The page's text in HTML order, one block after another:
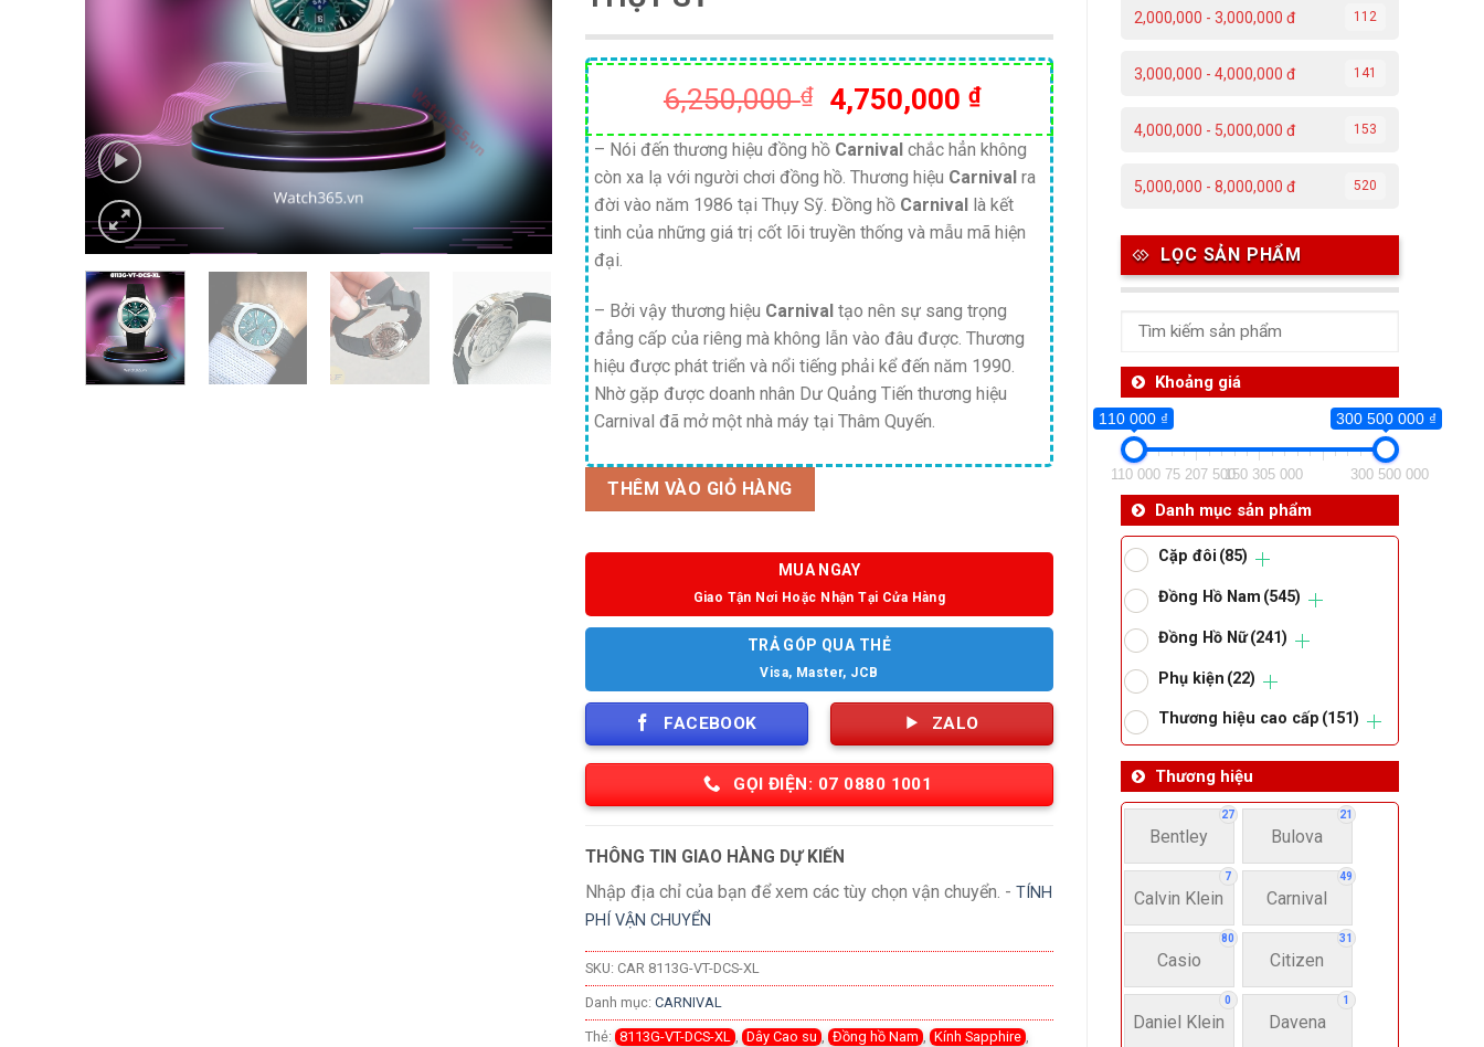
2,000,000 - 3,000,000 đ 112
3,000,000 - 4,000,000 đ 141
4,000,000 - 5,000,000 đ 153
5,000,000 - 8,000,000 đ 520
LỌC SẢN PHẨM
Khoảng giá
110 000 ₫ 300 500 000 ₫
110 000 75 207 500150 305 000 300 500 000
Danh mục sản phẩm
Cặp đôi (85)
Đồng Hồ Nam (545)
Đồng Hồ Nữ (241)
Phụ kiện (22)
Thương hiệu cao cấp (151)
Thương hiệu
27
Bentley
21
Bulova
7
Calvin Klein
49
Carnival
80
Casio
31
Citizen
0
Daniel Klein
1
Davena
6,250,000₫
Giá
gốc
là:
6,250,000 ₫.
4,750,000 ₫Giá
hiện
tại
là:
4,750,000 ₫.
– Nói đến thương hiệu đồng hồ Carnival chắc hẳn không
còn xa lạ với người chơi đồng hồ. Thương hiệu Carnival ra
đời vào năm 1986 tại Thụy Sỹ. Đồng hồ Carnival
là kết
tinh của những giá trị cốt lõi truyền thống và mẫu mã hiện
đại.
– Bởi vậy thương hiệu Carnival tạo nên sự sang trọng
đẳng cấp của riêng mà không lẫn vào đâu được. Thương
hiệu được phát triển và nổi tiếng phải kể đến năm 1990.
Nhờ gặp được doanh nhân Dư Quảng Tiến thương hiệu
Carnival đã mở một nhà máy tại Thâm Quyến.
THÊM VÀO GIỎ HÀNG
MUA NGAY
Giao Tận Nơi Hoặc Nhận Tại Cửa Hàng
TRẢ GÓP QUA THẺ
Visa, Master, JCB
FACEBOOK ZALO
GỌI ĐIỆN: 07 0880 1001
THÔNG TIN GIAO HÀNG DỰ KIẾN
Nhập địa chỉ của bạn để xem các tùy chọn vận chuyển. -TÍNH
PHÍ VẬN CHUYỂN
SKU: CAR 8113G-VT-DCS-XL
Danh mục:CARNIVAL
Thẻ: 8113G-VT-DCS-XL , Dây Cao su , Đồng hồ Nam , Kính Sapphire ,